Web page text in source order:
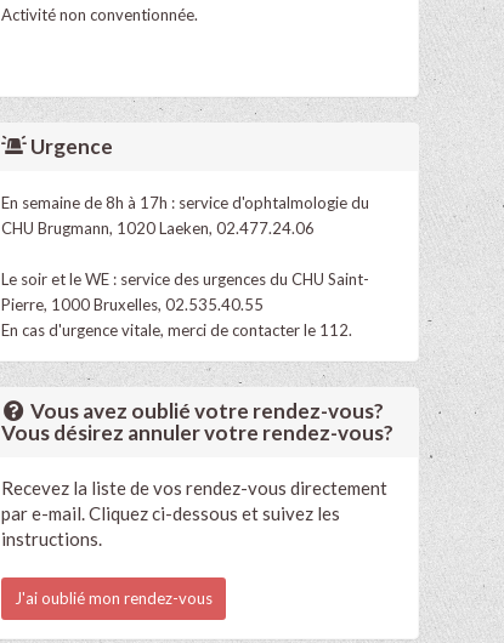
Activité non conventionnée.
Urgence
En semaine de 8h à 17h : service d'ophtalmologie du
CHU Brugmann, 1020 Laeken, 02.477.24.06
Le soir et le WE : service des urgences du CHU Saint-
Pierre, 1000 Bruxelles, 02.535.40.55
En cas d'urgence vitale, merci de contacter le 112.
Vous avez oublié votre rendez-vous?
Vous désirez annuler votre rendez-vous?
Recevez la liste de vos rendez-vous directement
par e-mail. Cliquez ci-dessous et suivez les
instructions.
J'ai oublié mon rendez-vous